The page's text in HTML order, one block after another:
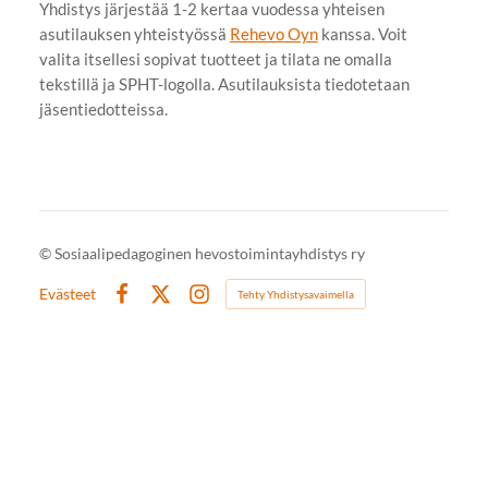
Yhdistys järjestää 1-2 kertaa vuodessa yhteisen
asutilauksen yhteistyössä Rehevo Oynkanssa. Voit
valita itsellesi sopivat tuotteet ja tilata ne omalla
tekstillä ja SPHT-logolla. Asutilauksista tiedotetaan
jäsentiedotteissa.
©Sosiaalipedagoginen hevostoimintayhdistys ry
Evästeet
Instagram
Tehty Yhdistysavaimella